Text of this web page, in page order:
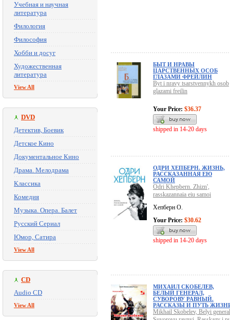
Учебная и научная
литература
Филология
Философия
Хобби и досуг
Художественная
литература
View All
DVD
Детектив, Боевик
Детское Кино
Документальное Кино
Драма. Мелодрама
Классика
Комедия
Музыка. Опера. Балет
Русский Сериал
Юмор, Сатира
View All
CD
Audio CD
View All
БЫТ И НРАВЫ
ЦАРСТВЕННЫХ ОСОБ
ГЛАЗАМИ ФРЕЙЛИН
Byt i nravy tsarstvennykh osob
glazami freilin
Your Price: $36.37
shipped in 14-20 days
ОДРИ ХЕПБЕРН. ЖИЗНЬ,
РАССКАЗАННАЯ ЕЮ
САМОЙ
Odri Khepbern. Zhizn',
rasskazannaia eiu samoi
Хепберн О.
Your Price: $30.62
shipped in 14-20 days
МИХАИЛ СКОБЕЛЕВ,
БЕЛЫЙ ГЕНЕРАЛ,
СУВОРОВУ РАВНЫЙ.
РАССКАЗЫ И ПУТЬ
Mikhail Skobelev, Belyi